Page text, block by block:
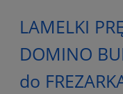
LAMELKI
DOMINO
do